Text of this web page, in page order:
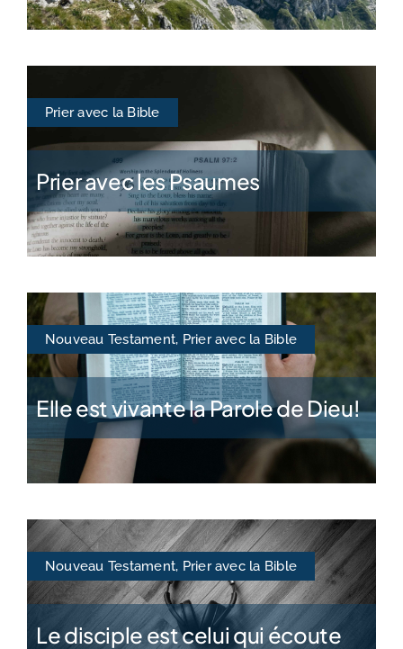
Prier avec la Bible
Prier avec les Psaumes
Nouveau Testament, Prier avec la Bible
Elle est vivante la Parole de Dieu!
Nouveau Testament, Prier avec la Bible
Le disciple est celui qui écoute